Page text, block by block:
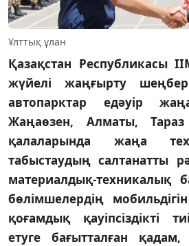
Ұлттық ұлан
Қазақстан Республикасы
жүйелі жаңғырту
автопарктар едәуір
Жаңаөзен, Алматы, Тараз
қалаларында жаңа
табыстаудың салтанатты
материалдық-техникалық
бөлімшелердің
қоғамдық қауіпсіздікті
етуге бағытталған